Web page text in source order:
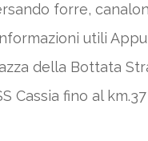
forre,
utili
della Bottata
Cassia fino al km.37